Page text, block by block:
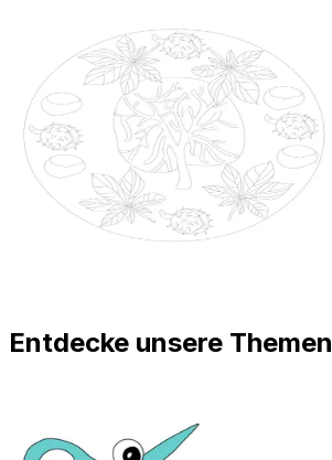
Entdecke unsere Themen